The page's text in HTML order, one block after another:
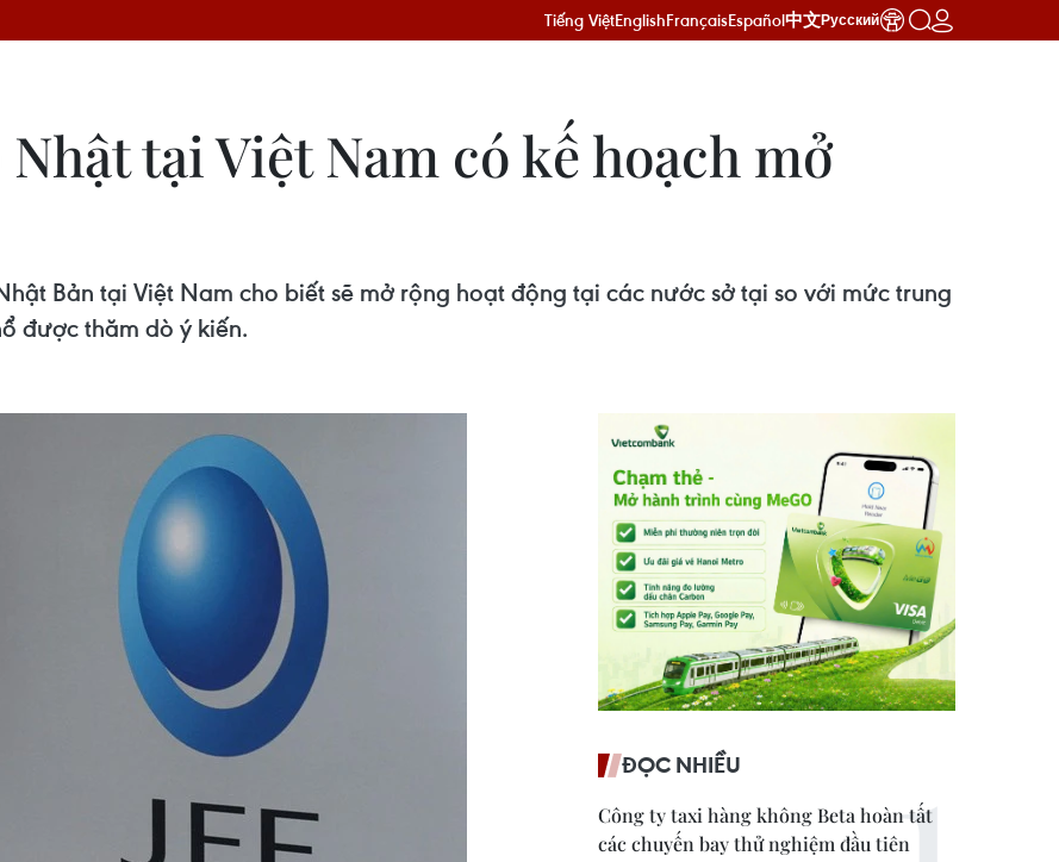
Tiếng ViệtEnglishFrançaisEspañol中文Русский
tại Việt Nam có kế hoạch mở
Bản tại Việt Nam cho biết sẽ mở rộng hoạt động tại các nước sở tại so với mức trung
được thăm dò ý kiến.
ĐỌC NHIỀU
Công ty taxi hàng không Beta hoàn tất
các chuyến bay thử nghiệm đầu tiên